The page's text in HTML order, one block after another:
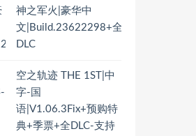
神之军火|豪华中
文|Build.23622298+全
DLC
空之轨迹 THE 1ST|中
字-国
语|V1.06.3Fix+预购特
典+季票+全DLC-支持